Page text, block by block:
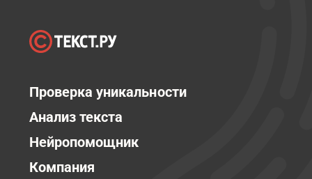
Проверка уникальности
Анализ текста
Нейропомощник
Компания